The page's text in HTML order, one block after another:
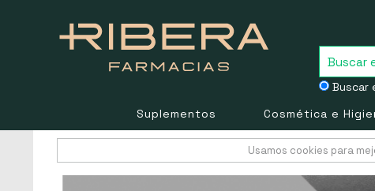
Buscar
Suplementos Cosmética e
Usamos cookies para